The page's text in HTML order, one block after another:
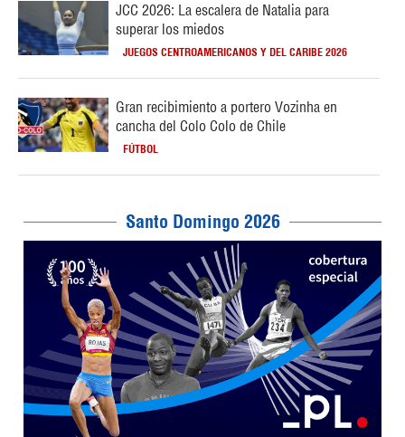
JCC 2026: La escalera de Natalia para
superar los miedos
JUEGOS CENTROAMERICANOS Y DEL CARIBE 2026
Gran recibimiento a portero Vozinha en
cancha del Colo Colo de Chile
FÚTBOL
Santo Domingo 2026